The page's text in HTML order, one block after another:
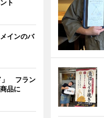
ト
インのバ
」 フラン
品に